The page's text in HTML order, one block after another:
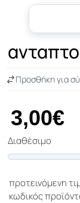
3,00€
Διαθέσιμο
Προσθήκη για
προτεινόμενη
κωδικός